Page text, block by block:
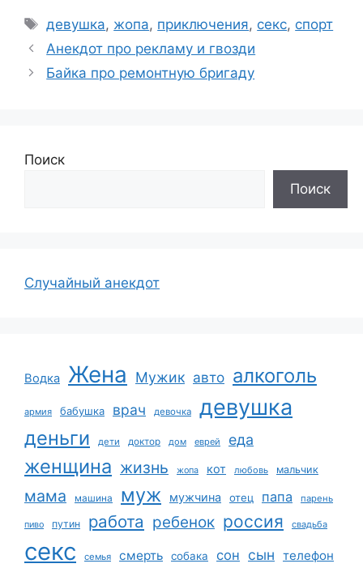
Метки
девушка, жопа, приключения, секс, спорт
Анекдот про рекламу и гвозди
Байка про ремонтную бригаду
Поиск
Поиск
Случайный анекдот
Водка Жена Мужик авто алкоголь
армия бабушка врач девочка девушка
деньги дети доктор дом еврей еда
женщина жизнь жопа кот любовь мальчик
мама машина муж мужчина отец папа парень
пиво путин работа ребенок россия свадьба
секс семья смерть собака сон сын телефон